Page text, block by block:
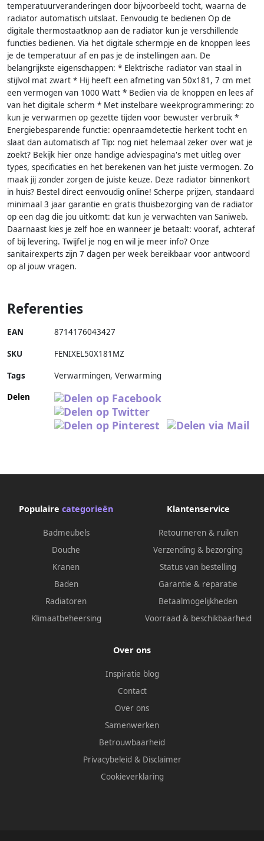
temperatuurveranderingen door bijvoorbeeld tocht, waarna de
radiator automatisch uitslaat. Eenvoudig te bedienen Op de
digitale thermostaatknop aan de radiator kun je verschillende
functies bedienen. Via het digitale schermpje en de knoppen lees
je de temperatuur af en pas je de instellingen aan. De
belangrijkste eigenschappen: * Elektrische radiator van staal in
stijlvol mat zwart * Hij heeft een afmeting van 50x181, 7 cm met
een vermogen van 1000 Watt * Bedien via de knoppen en lees af
van het digitale scherm * Met instelbare weekprogrammering: zo
kun je verwarmen op gezette tijden voor bewuster verbruik *
Energiebesparende functie: openraamdetectie herkent tocht en
slaat dan automatisch af Tip: nog niet helemaal zeker over wat je
zoekt? Bekijk hier onze handige adviespagina's met uitleg over
types, specificaties en het berekenen van het juiste vermogen. Zo
maak jij zonder zorgen de juiste keuze. Deze radiator binnenkort
in huis? Bestel direct eenvoudig online! Scherpe prijzen, standaard
minimaal 3 jaar garantie en gratis thuisbezorging van de radiator
op een dag die jou uitkomt: dat kun je verwachten van Saniweb.
Daarnaast kies je zelf hoe en wanneer je betaalt: vooraf, achteraf
of bij levering. Twijfel je nog en wil je meer info? Onze
sanitairexperts zijn 7 dagen per week bereikbaar voor antwoord
op al jouw vragen.
Referenties
EAN 8714176043427
SKU FENIXEL50X181MZ
Tags
Verwarmingen, Verwarming
Delen
Populaire categorieën
Badmeubels
Douche
Kranen
Baden
Radiatoren
Klimaatbeheersing
Klantenservice
Retourneren & ruilen
Verzending & bezorging
Status van bestelling
Garantie & reparatie
Betaalmogelijkheden
Voorraad & beschikbaarheid
Over ons
Inspiratie blog
Contact
Over ons
Samenwerken
Betrouwbaarheid
Privacybeleid & Disclaimer
Cookieverklaring